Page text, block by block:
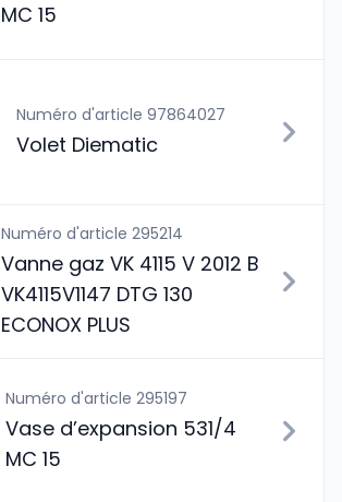
MC 15
Numéro d'article 97864027
Volet Diematic
Numéro d'article 295214
Vanne gaz VK 4115 V 2012 B
VK4115V1147 DTG 130
ECONOX PLUS
Numéro d'article 295197
Vase d’expansion 531/4
MC 15